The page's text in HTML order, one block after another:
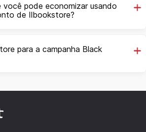
você pode economizar usando
de Ilbookstore?
para a campanha Black